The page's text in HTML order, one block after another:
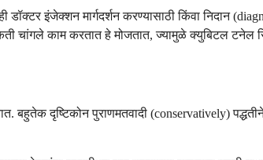
इंजेक्शन मार्गदर्शन करण्यासाठी किंवा निदान
चांगले काम करतात हे मोजतात, ज्यामुळे क्युबिटल टनेल
बहुतेक दृष्टिकोन पुराणमतवादी (conservatively)